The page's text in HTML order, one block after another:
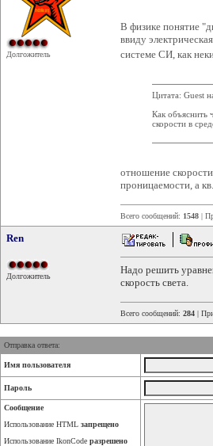
Долгожитель
В физике понятие
ввиду
системе СИ, как
Цитата: Guest
Как объяснить
скорости в
отношение
проницаемости, а
Всего сообщений: 1548 |
Ren
Долгожитель
Надо решить
скорость света.
Всего сообщений: 284 |
Отправка ответа:
Имя пользователя
Пароль
Сообщение
Использование HTML запрещено
Использование IkonCode разрешено